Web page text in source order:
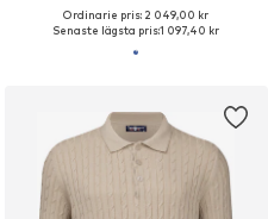
Ordinarie pris: 2 049,00 kr
Senaste lägsta pris:1 097,40 kr